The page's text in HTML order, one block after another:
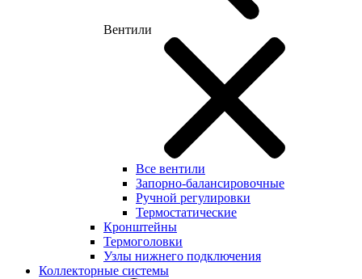
Вентили
Все вентили
Запорно-балансировочные
Ручной регулировки
Термостатические
Кронштейны
Термоголовки
Узлы нижнего подключения
Коллекторные системы